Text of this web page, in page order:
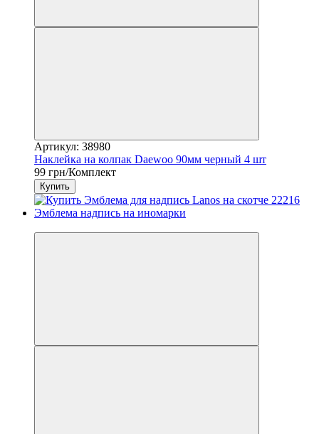
Артикул: 38980
Наклейка на колпак Daewoo 90мм черный 4 шт
99 грн/Комплект
Купить